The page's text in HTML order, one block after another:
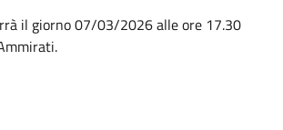
il giorno 07/03/2026 alle ore 17.30